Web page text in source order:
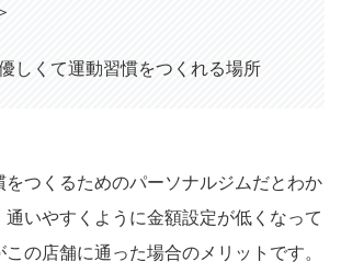
しくて運動習慣をつくれる場所
をつくるためのパーソナルジムだとわか
通いやすくように金額設定が低くなって
の店舗に通った場合のメリットです。